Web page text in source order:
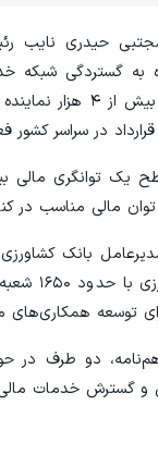
حیدری نایب
به گستردگی
در سراسر کشور
یک توانگری مالی
مالی مناسب در
بانک کشاورزی
توسعه همکاری‌های
دو طرف در
و گسترش خدمات